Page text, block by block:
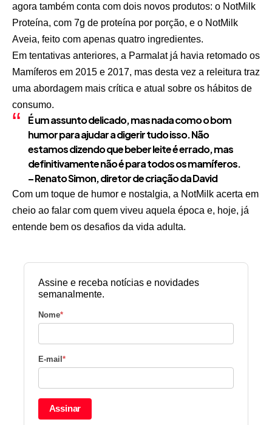
agora também conta com dois novos produtos: o NotMilk
Proteína, com 7g de proteína por porção, e o NotMilk
Aveia, feito com apenas quatro ingredientes.
Em tentativas anteriores, a Parmalat já havia retomado os
Mamíferos em 2015 e 2017, mas desta vez a releitura traz
uma abordagem mais crítica e atual sobre os hábitos de
consumo.
É um assunto delicado, mas nada como o bom
humor para ajudar a digerir tudo isso. Não
estamos dizendo que beber leite é errado, mas
definitivamente não é para todos os mamíferos.
– Renato Simon, diretor de criação da David
Com um toque de humor e nostalgia, a NotMilk acerta em
cheio ao falar com quem viveu aquela época e, hoje, já
entende bem os desafios da vida adulta.
Assine e receba notícias e novidades
semanalmente.
Nome*
E-mail *
Assinar